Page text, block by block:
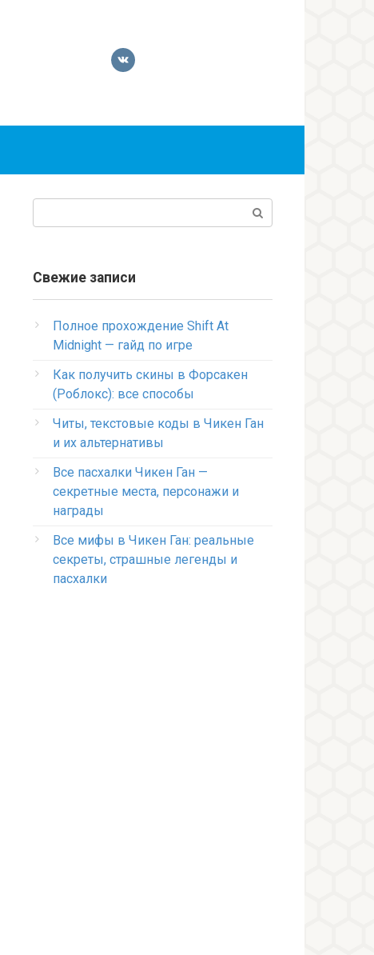
Свежие записи
Полное прохождение Shift At
Midnight — гайд по игре
Как получить скины в Форсакен
(Роблокс): все способы
Читы, текстовые коды в Чикен Ган
и их альтернативы
Все пасхалки Чикен Ган —
секретные места, персонажи и
награды
Все мифы в Чикен Ган: реальные
секреты, страшные легенды и
пасхалки